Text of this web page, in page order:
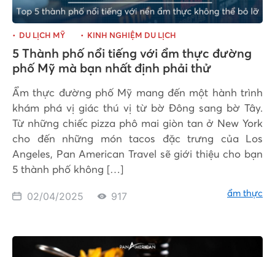
DU LỊCH MỸ KINH NGHIỆM DU LỊCH
5 Thành phố nổi tiếng với ẩm thực đường
phố Mỹ mà bạn nhất định phải thử
Ẩm thực đường phố Mỹ mang đến một hành trình
khám phá vị giác thú vị từ bờ Đông sang bờ Tây.
Từ những chiếc pizza phô mai giòn tan ở New York
cho đến những món tacos đặc trưng của Los
Angeles, Pan American Travel sẽ giới thiệu cho bạn
5 thành phố không […]
02/04/2025 917 ẩm thực